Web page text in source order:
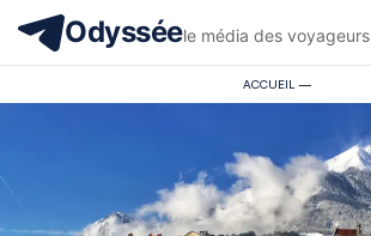
Odysséele média des voyageurs
ACCUEIL —